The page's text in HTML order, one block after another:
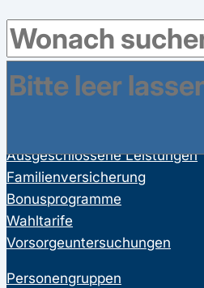
Leistungen
Ausgeschlossene Leistungen
Familienversicherung
Bonusprogramme
Wahltarife
Vorsorgeuntersuchungen
Personengruppen